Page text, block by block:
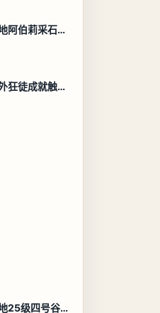
明日方舟终末地阿伯莉采石场宝箱全收集攻略，全点位分布图与路线
燕云十六声法外狂徒成就触发条件与通关攻略
明日方舟终末地25级四号谷地基地蓝图，高效布局规划